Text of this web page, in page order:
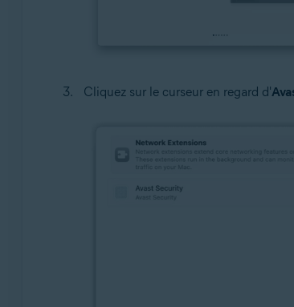
Cliquez sur le curseur en regard d'